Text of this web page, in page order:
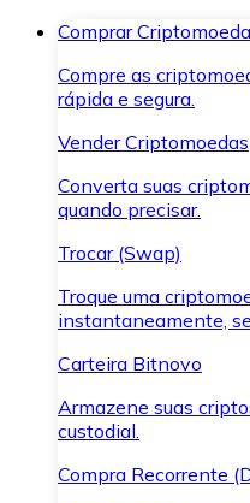
Comprar
Compre as
rápida e segura.
Vender Criptomoedas
Converta suas
quando precisar.
Trocar (Swap)
Troque uma
instantaneamente,
Carteira Bitnovo
Armazene suas
custodial.
Compra Recorrente